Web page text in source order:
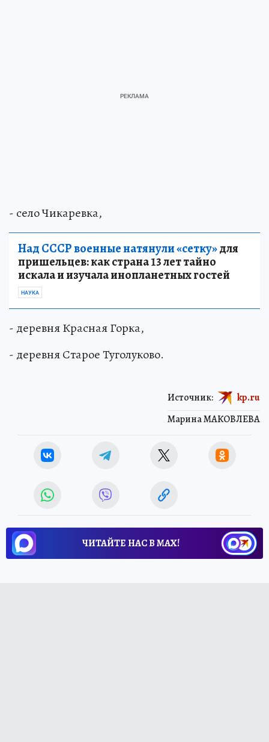
- село Чикаревка,
Над СССР военные натянули «сетку»для
пришельцев: как страна 13 лет тайно
искала и изучала инопланетных гостей
НАУКА
- деревня Красная Горка,
- деревня Старое Туголуково.
Марина МАКОВЛЕВА
Источник: kp.ru
ЧИТАЙТЕ НАС В МАХ!